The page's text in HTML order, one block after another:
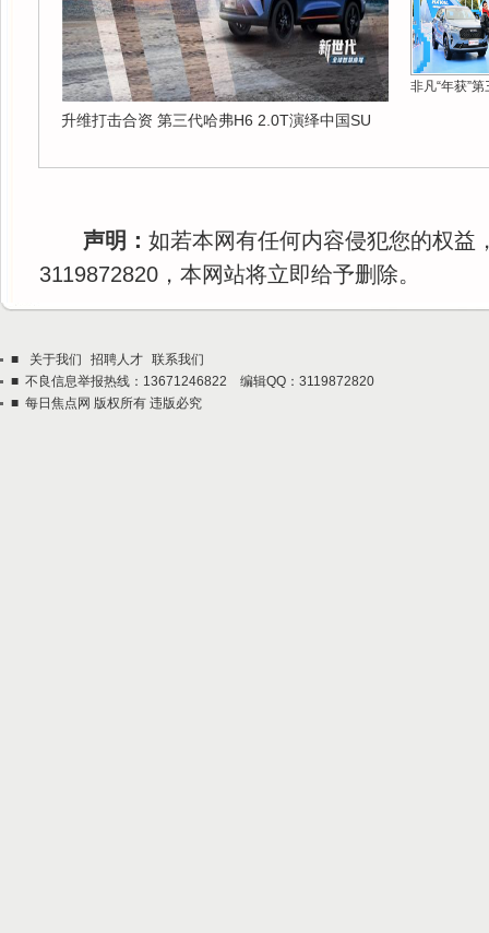
升维打击合资 第三代哈弗H6 2.0T演绎中国SU
非凡“年获”第
声明： 如若本网有任何内容侵犯您的权益
3119872820，本网站将立即给予删除。
■ 关于我们 招聘人才 联系我们
■ 不良信息举报热线：13671246822 编辑QQ：3119872820
■ 每日焦点网 版权所有 违版必究